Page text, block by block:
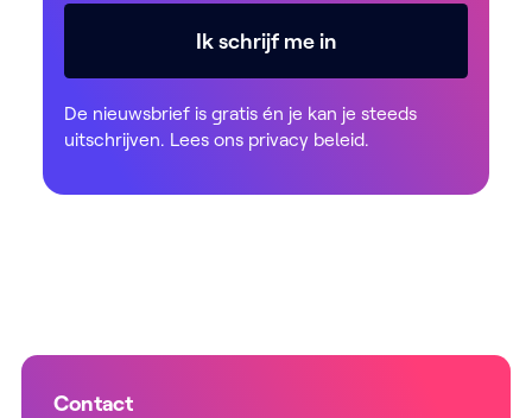
Ik schrijf me in
De nieuwsbrief is gratis én je kan je steeds
uitschrijven. Lees ons privacy beleid.
Contact